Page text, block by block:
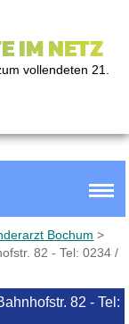
IM NETZ
vollendeten 21.
Bochum >
82 - Tel: 0234 /
82 - Tel: